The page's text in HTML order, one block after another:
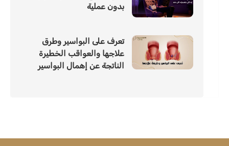
بدون عملية
تعرف على البواسير وطرق
علاجها والعواقب الخطيرة
الناتجة عن إهمال البواسير